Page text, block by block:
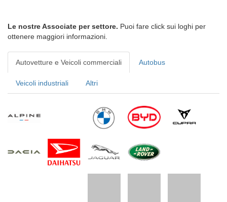
Le nostre Associate per settore. Puoi fare click sui loghi per
ottenere maggiori informazioni.
Autovetture e Veicoli commerciali Autobus
Veicoli industriali Altri